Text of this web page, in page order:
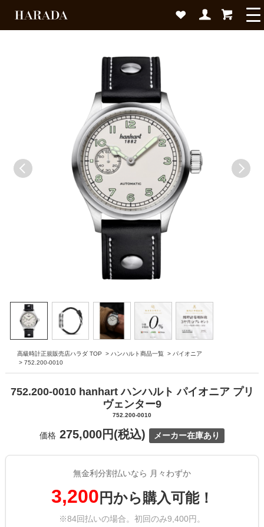
高級時計正規販売店ハラダ TOP > ハンハルト商品一覧 > パイオニア
> 752.200-0010
752.200-0010 hanhart ハンハルト パイオニア プリ
ヴェンター9
752.200-0010
価格 275,000円(税込) メーカー在庫あり
無金利分割払いなら 月々わずか
3,200 円から購入可能！
※84回払いの場合。初回のみ9,400円。